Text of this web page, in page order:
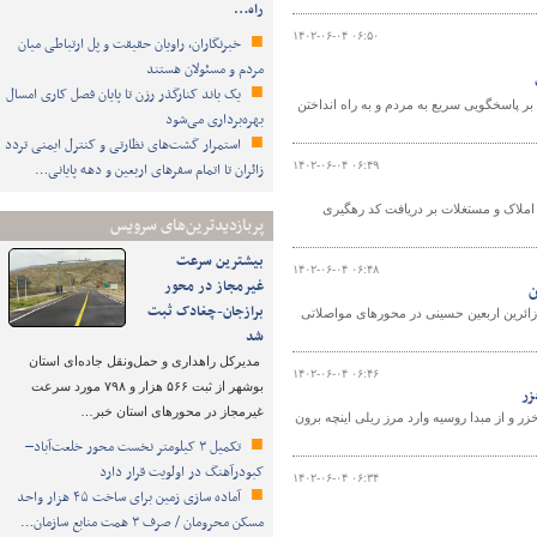
راه…
خبرنگاران، راویان حقیقت و پل ارتباطی میان
مردم و مسئولان هستند
یک باند کنارگذر رزن تا پایان فصل کاری امسال
بهره‌برداری می‌شود
استمرار گشت‌های نظارتی و کنترل ایمنی تردد
زائران تا اتمام سفرهای اربعین و دهه پایانی…
پربازدیدترین‌های سرویس
بیشترین سرعت
غیرمجاز در محور
برازجان-چغادک ثبت
شد
مدیرکل راهداری و حمل‌ونقل جاده‌ای استان
بوشهر از ثبت ۵۶۶ هزار و ۷۹۸ مورد سرعت
غیرمجاز در محورهای استان خبر…
تکمیل ۳ کیلومتر نخست محور خلعت‌آباد–
کبودرآهنگ در اولویت قرار دارد
آماده سازی زمین برای ساخت ۴۵ هزار واحد
مسکن محرومان / صرف ۳ همت منابع سازمان…
۱۴۰۲-۰۶-۰۴ ۰۶:۵۰
پاسخگویی سریع به مردم و به راه انداختن
۱۴۰۲-۰۶-۰۴ ۰۶:۴۹
و مستغلات بر دریافت کد رهگیری
۱۴۰۲-۰۶-۰۴ ۰۶:۴۸
اربعین حسینی در محورهای مواصلاتی
۱۴۰۲-۰۶-۰۴ ۰۶:۴۶
ریلی شرق دریای خزر و از مبدا روسیه وارد مرز ریلی اینچه برون
۱۴۰۲-۰۶-۰۴ ۰۶:۳۴